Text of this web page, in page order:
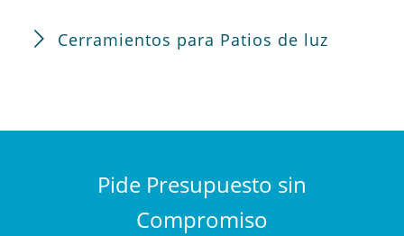
Cerramientos para Patios de luz
Pide Presupuesto sin
Compromiso